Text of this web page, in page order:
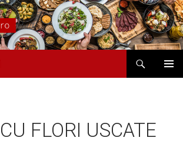
FLORI USCATE